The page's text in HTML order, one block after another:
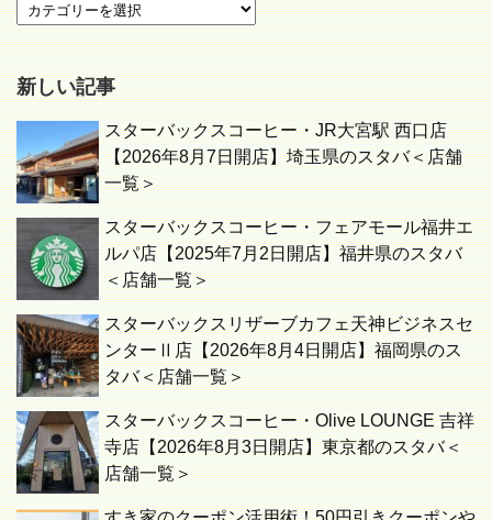
新しい記事
スターバックスコーヒー・JR大宮駅 西口店
【2026年8月7日開店】埼玉県のスタバ＜店舗
一覧＞
スターバックスコーヒー・フェアモール福井エ
ルパ店【2025年7月2日開店】福井県のスタバ
＜店舗一覧＞
スターバックスリザーブカフェ天神ビジネスセ
ンターⅡ店【2026年8月4日開店】福岡県のス
タバ＜店舗一覧＞
スターバックスコーヒー・Olive LOUNGE 吉祥
寺店【2026年8月3日開店】東京都のスタバ＜
店舗一覧＞